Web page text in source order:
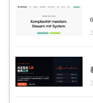
快速、高效、准确地获得
而言过于复杂或具体的问
助我们的客户更好地获取数据和见解。 Fluent
Whitehead补充说："我们的
业智能工具，希望他们的
用它们。Fluent 就是为了
造的。 自2022年OpenAI的ChatGPT推出以来，各组织一直在对该技
术进行测试，以了解在哪